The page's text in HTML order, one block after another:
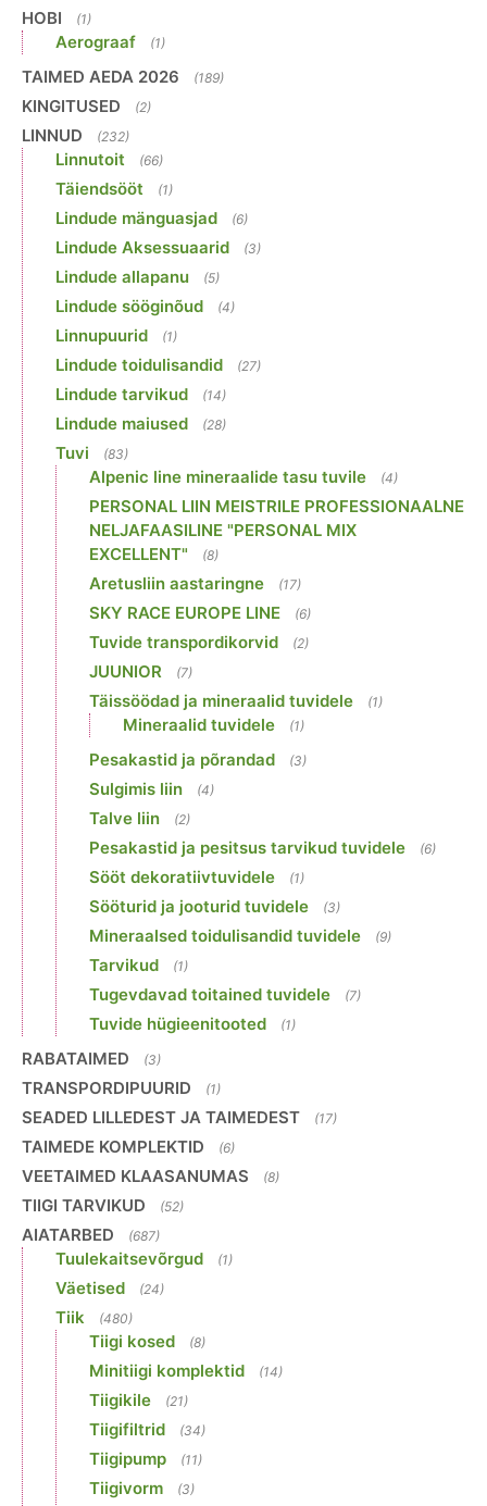
HOBI (1)
Aerograaf (1)
TAIMED AEDA 2026 (189)
KINGITUSED (2)
LINNUD (232)
Linnutoit (66)
Täiendsööt (1)
Lindude mänguasjad (6)
Lindude Aksessuaarid (3)
Lindude allapanu (5)
Lindude sööginõud (4)
Linnupuurid (1)
Lindude toidulisandid (27)
Lindude tarvikud (14)
Lindude maiused (28)
Tuvi (83)
Alpenic line mineraalide tasu tuvile (4)
PERSONAL LIIN MEISTRILE PROFESSIONAALNE
NELJAFAASILINE "PERSONAL MIX
EXCELLENT"
(8)
Aretusliin aastaringne (17)
SKY RACE EUROPE LINE (6)
Tuvide transpordikorvid (2)
JUUNIOR (7)
Täissöödad ja mineraalid tuvidele (1)
Mineraalid tuvidele (1)
Pesakastid ja põrandad (3)
Sulgimis liin (4)
Talve liin (2)
Pesakastid ja pesitsus tarvikud tuvidele (6)
Sööt dekoratiivtuvidele (1)
Sööturid ja jooturid tuvidele (3)
Mineraalsed toidulisandid tuvidele (9)
Tarvikud (1)
Tugevdavad toitained tuvidele (7)
Tuvide hügieenitooted (1)
RABATAIMED (3)
TRANSPORDIPUURID (1)
SEADED LILLEDEST JA TAIMEDEST (17)
TAIMEDE KOMPLEKTID (6)
VEETAIMED KLAASANUMAS (8)
TIIGI TARVIKUD (52)
AIATARBED (687)
Tuulekaitsevõrgud (1)
Väetised (24)
Tiik (480)
Tiigi kosed (8)
Minitiigi komplektid (14)
Tiigikile (21)
Tiigifiltrid (34)
Tiigipump (11)
Tiigivorm (3)